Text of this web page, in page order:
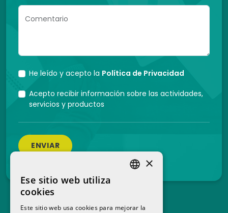
Comentario
He leído y acepto la Política de Privacidad
Acepto recibir información sobre las actividades,
servicios y productos
ENVIAR
×
Ese sitio web utiliza
cookies
Este sitio web usa cookies para mejorar la